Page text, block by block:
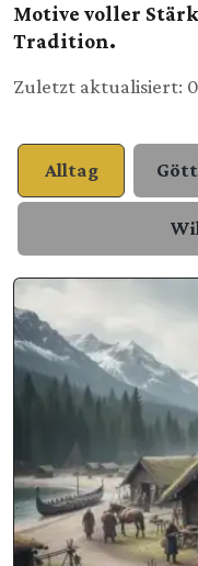
Motive voller
Tradition.
Details
Zuletzt aktualisiert:
Alltag